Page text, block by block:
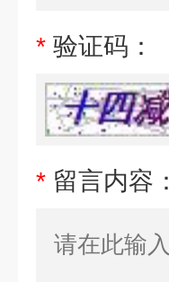
* 验证码：
* 留言内容：